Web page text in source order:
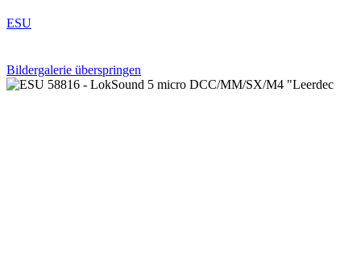
ESU
Bildergalerie überspringen